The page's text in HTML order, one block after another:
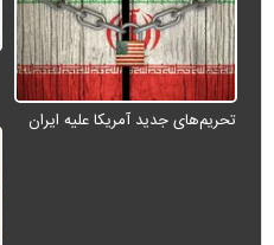
تحریم‌های جدید آمریکا علیه ایران